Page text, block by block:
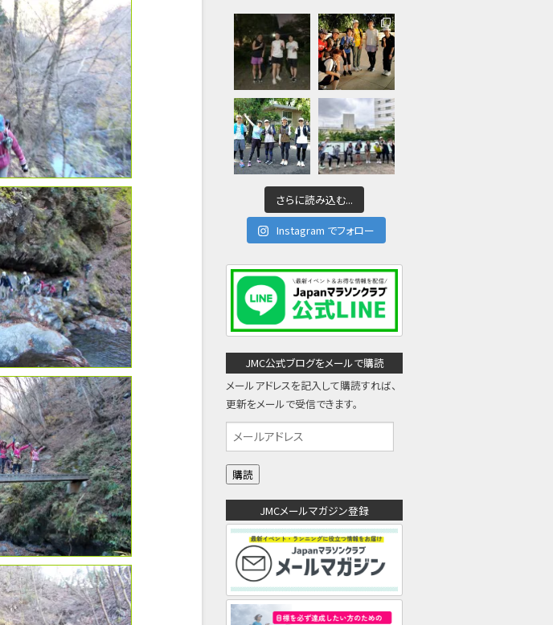
さらに読み込む...
Instagram でフォロー
JMC公式ブログをメールで購読
メールアドレスを記入して購読すれば、
更新をメールで受信できます。
ー
ル
ア
ド
レ
JMCメールマガジン登録